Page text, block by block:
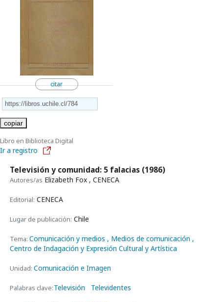
citar
copiar
Libro en Biblioteca Digital
Ir a registro
Televisión y comunidad: 5 falacias (1986)
Autores/as Elizabeth Fox , CENECA
Editorial: CENECA
Lugar de publicación: Chile
Tema: Comunicación y medios , Medios de comunicación ,
Centro de Indagación y Expresión Cultural y Artística
Unidad: Comunicación e Imagen
Palabras clave:Televisión Televidentes